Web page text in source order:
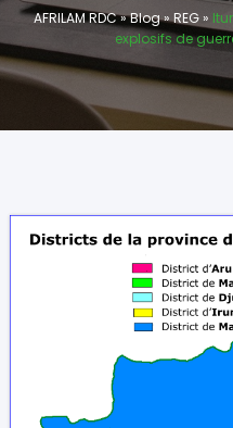
AFRILAM RDC»Blog»REG»
explosifs de